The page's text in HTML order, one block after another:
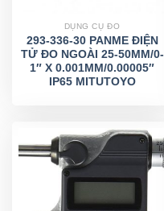
DỤNG CỤ ĐO
293-336-30 PANME ĐIỆN
TỬ ĐO NGOÀI 25-50MM/0-
1″ X 0.001MM/0.00005″
IP65 MITUTOYO